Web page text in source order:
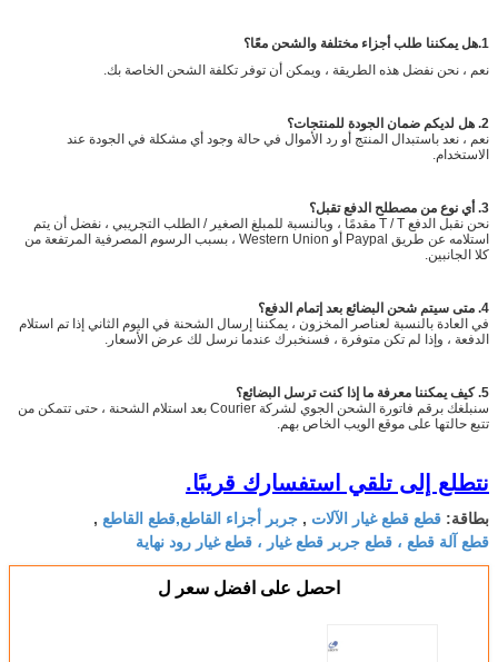
1. هل يمكننا طلب أجزاء مختلفة والشحن معًا؟
نعم ، نحن نفضل هذه الطريقة ، ويمكن أن توفر تكلفة الشحن الخاصة بك.
2. هل لديكم ضمان الجودة للمنتجات؟
نعم ، نعد باستبدال المنتج أو رد الأموال في حالة وجود أي مشكلة في الجودة عند
الاستخدام.
3. أي نوع من مصطلح الدفع تقبل؟
نحن نقبل الدفع T / T مقدمًا ، وبالنسبة للمبلغ الصغير / الطلب التجريبي ، نفضل أن يتم
استلامه عن طريق Paypal أو Western Union ، بسبب الرسوم المصرفية المرتفعة من
كلا الجانبين.
4. متى سيتم شحن البضائع بعد إتمام الدفع؟
في العادة بالنسبة لعناصر المخزون ، يمكننا إرسال الشحنة في اليوم الثاني إذا تم استلام
الدفعة ، وإذا لم تكن متوفرة ، فسنخبرك عندما نرسل لك عرض الأسعار.
5. كيف يمكننا معرفة ما إذا كنت ترسل البضائع؟
سنبلغك برقم فاتورة الشحن الجوي لشركة Courier بعد استلام الشحنة ، حتى تتمكن من
تتبع حالتها على موقع الويب الخاص بهم.
نتطلع إلى تلقي استفسارك قريبًا.
بطاقة: قطع قطع غيار الآلات , جربر أجزاء القاطع,قطع القاطع ,
قطع آلة قطع ، قطع جربر قطع غيار ، قطع غيار رود نهاية
احصل على افضل سعر ل